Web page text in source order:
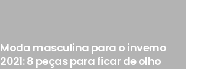
Moda masculina para o inverno
2021: 8 peças para ficar de olho